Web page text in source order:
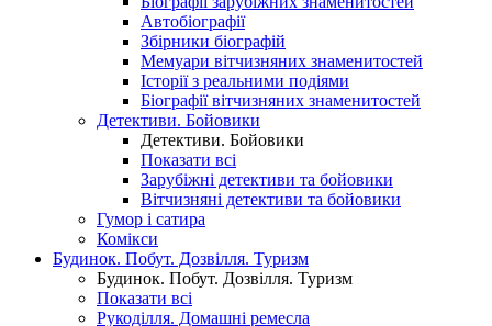
Автобіографії
Збірники біографій
Мемуари вітчизняних знаменитостей
Історії з реальними подіями
Біографії вітчизняних знаменитостей
Детективи. Бойовики
Детективи. Бойовики
Показати всі
Зарубіжні детективи та бойовики
Вітчизняні детективи та бойовики
Гумор і сатира
Комікси
Будинок. Побут. Дозвілля. Туризм
Будинок. Побут. Дозвілля. Туризм
Показати всі
Рукоділля. Домашні ремесла